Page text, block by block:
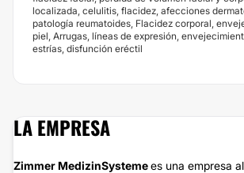
localizada, celulitis, flacidez, afecciones
patología reumatoides, Flacidez corporal,
piel, Arrugas, líneas de expresión,
estrías, disfunción eréctil
LA EMPRESA
Zimmer MedizinSystemees una empresa